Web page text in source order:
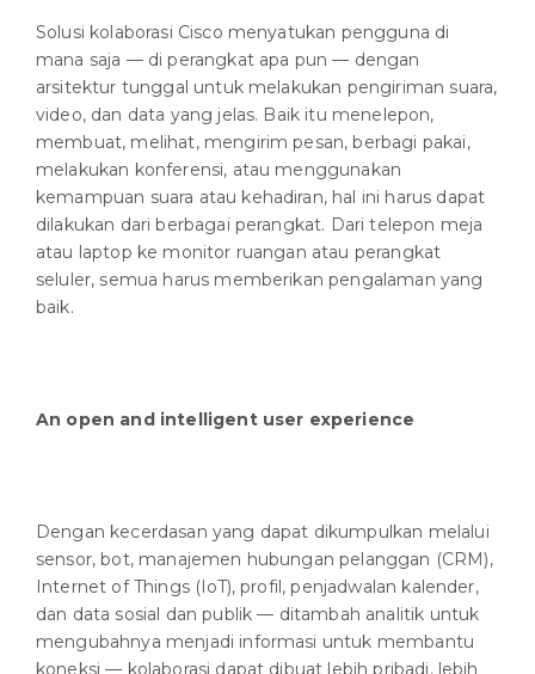
Solusi kolaborasi Cisco menyatukan pengguna di
mana saja — di perangkat apa pun — dengan
arsitektur tunggal untuk melakukan pengiriman suara,
video, dan data yang jelas. Baik itu menelepon,
membuat, melihat, mengirim pesan, berbagi pakai,
melakukan konferensi, atau menggunakan
kemampuan suara atau kehadiran, hal ini harus dapat
dilakukan dari berbagai perangkat. Dari telepon meja
atau laptop ke monitor ruangan atau perangkat
seluler, semua harus memberikan pengalaman yang
baik.
An open and intelligent user experience
Dengan kecerdasan yang dapat dikumpulkan melalui
sensor, bot, manajemen hubungan pelanggan (CRM),
Internet of Things (IoT), profil, penjadwalan kalender,
dan data sosial dan publik — ditambah analitik untuk
mengubahnya menjadi informasi untuk membantu
koneksi — kolaborasi dapat dibuat lebih pribadi, lebih